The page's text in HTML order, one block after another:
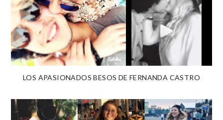
LOS APASIONADOS BESOS DE FERNANDA CASTRO